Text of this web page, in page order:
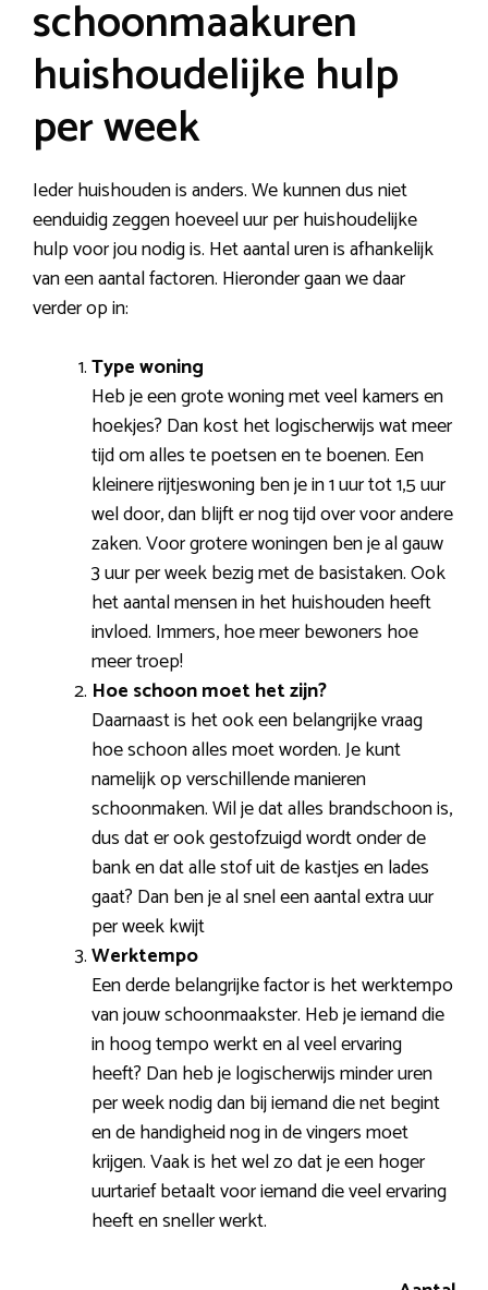
schoonmaakuren
huishoudelijke hulp
per week
Ieder huishouden is anders. We kunnen dus niet
eenduidig zeggen hoeveel uur per huishoudelijke
hulp voor jou nodig is. Het aantal uren is afhankelijk
van een aantal factoren. Hieronder gaan we daar
verder op in:
Type woning
Heb je een grote woning met veel kamers en
hoekjes? Dan kost het logischerwijs wat meer
tijd om alles te poetsen en te boenen. Een
kleinere rijtjeswoning ben je in 1 uur tot 1,5 uur
wel door, dan blijft er nog tijd over voor andere
zaken. Voor grotere woningen ben je al gauw
3 uur per week bezig met de basistaken. Ook
het aantal mensen in het huishouden heeft
invloed. Immers, hoe meer bewoners hoe
meer troep!
Hoe schoon moet hetzijn?
Daarnaast is het ook een belangrijke vraag
hoe schoon alles moet worden. Je kunt
namelijk op verschillende manieren
schoonmaken. Wil je dat alles brandschoon is,
dus dat er ook gestofzuigd wordt onder de
bank en dat alle stof uit de kastjes en lades
gaat? Dan ben je al snel een aantal extra uur
per week kwijt
Werktempo
Een derde belangrijke factor is het werktempo
van jouw schoonmaakster. Heb je iemand die
in hoog tempo werkt en al veel ervaring
heeft? Dan heb je logischerwijs minder uren
per week nodig dan bij iemand die net begint
en de handigheid nog in de vingers moet
krijgen. Vaak is het wel zo dat je een hoger
uurtarief betaalt voor iemand die veel ervaring
heeft en sneller werkt.